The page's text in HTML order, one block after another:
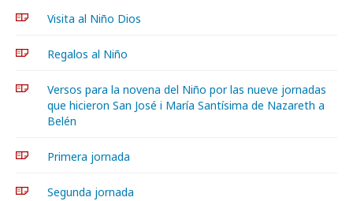
Visita al Niño Dios
Regalos al Niño
Versos para la novena del Niño por las nueve jornadas
que hicieron San José i María Santísima de Nazareth a
Belén
Primera jornada
Segunda jornada